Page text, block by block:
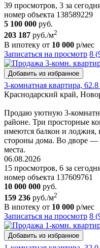
39 просмотров, 3 за
номер объекта 138589229
5 100 000 руб.
203 187 руб./м2
В ипотеку от 10 000 р/мес
Записаться на просмотр 8
Добавить из избранное
3-комнатная квартира,
Краснодарский край,
Продаю уютную 3-
районе. Три просторные
имеются балкон и
стороны дома. Во дворе —
места.
06.08.2026
15 просмотров, 6 за
номер объекта 137609761
10 000 000 руб.
159 236 руб./м2
В ипотеку от 10 000 р/мес
Записаться на просмотр 8
Добавить из избранное